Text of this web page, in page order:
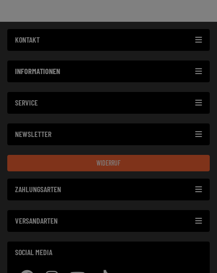
KONTAKT
INFORMATIONEN
SERVICE
NEWSLETTER
WIDERRUF
ZAHLUNGSARTEN
VERSANDARTEN
SOCIAL MEDIA